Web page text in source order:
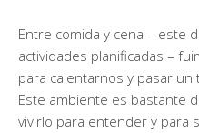
Entre comida y cena – este
actividades planificadas –
para calentarnos y pasar
Este ambiente es bastante
vivirlo para entender y para